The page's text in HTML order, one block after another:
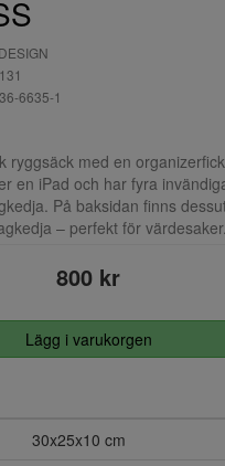
6635-1
ryggsäck med en
en iPad och har fyra
På baksidan finns
– perfekt för värdesaker.
800 kr
Lägg i varukorgen
30x25x10 cm